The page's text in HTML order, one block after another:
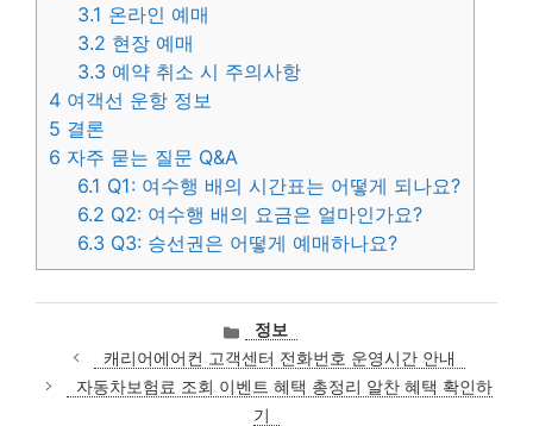
3.1 온라인 예매
3.2 현장 예매
3.3 예약 취소 시 주의사항
4 여객선 운항 정보
5 결론
6 자주 묻는 질문 Q&A
6.1 Q1: 여수행 배의 시간표는 어떻게 되나요?
6.2 Q2: 여수행 배의 요금은 얼마인가요?
6.3 Q3: 승선권은 어떻게 예매하나요?
카
테
고
리
정보
캐리어에어컨 고객센터 전화번호 운영시간 안내
자동차보험료 조회 이벤트 혜택 총정리 알찬 혜택 확인하
기